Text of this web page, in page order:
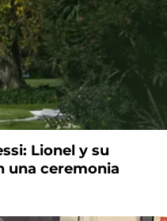
Lionel y su
una ceremonia